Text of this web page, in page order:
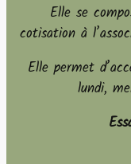
Elle se
cotisation à
Elle permet
lundi,